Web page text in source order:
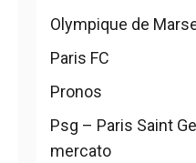
Olympique de
Paris FC
Pronos
Psg – Paris Saint
mercato